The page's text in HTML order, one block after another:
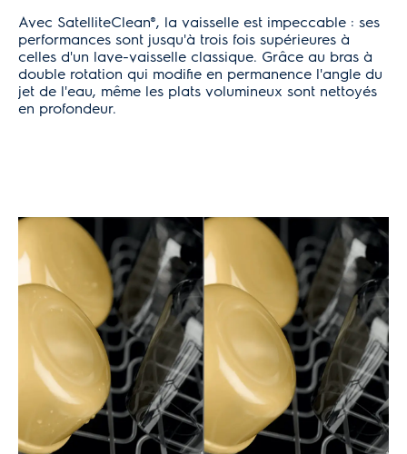
Avec SatelliteClean®, la vaisselle est impeccable : ses
performances sont jusqu'à trois fois supérieures à
celles d'un lave-vaisselle classique. Grâce au bras à
double rotation qui modifie en permanence l'angle du
jet de l'eau, même les plats volumineux sont nettoyés
en profondeur.